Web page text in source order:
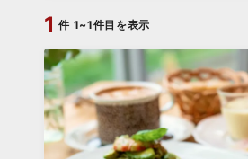
1 件 1~1件目を表示